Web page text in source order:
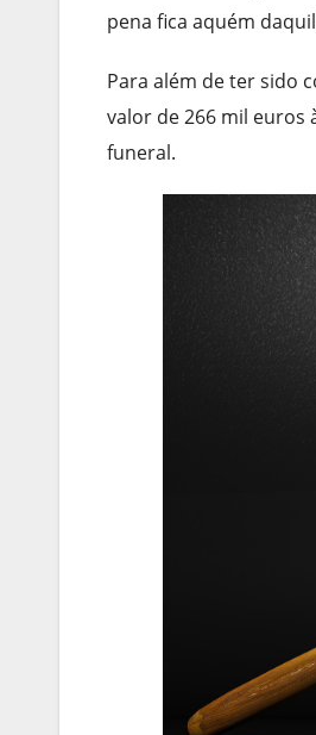
pena fica aquém
Para além de ter sido
valor de 266 mil euros
funeral.